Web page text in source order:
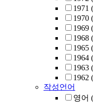
1971
1970
1969
1968
1965
1964
1963
1962
작성언어
영어